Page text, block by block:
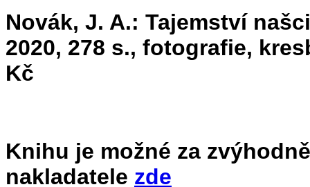
Novák, J. A.: Tajemství
2020, 278 s., fotografie,
Kč
Knihu je možné za
nakladatele zde